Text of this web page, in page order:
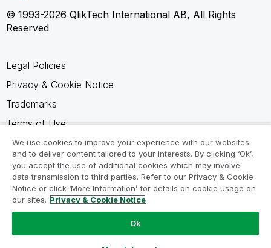
© 1993-2026 QlikTech International AB, All Rights
Reserved
Legal Policies
Privacy & Cookie Notice
Trademarks
Terms of Use
Legal Agreements
Product Terms
Do not share my info
We use cookies to improve your experience with our websites
and to deliver content tailored to your interests. By clicking ‘Ok’,
you accept the use of additional cookies which may involve
data transmission to third parties. Refer to our Privacy & Cookie
Notice or click ‘More Information’ for details on cookie usage on
our sites. Privacy & Cookie Notice
Ok